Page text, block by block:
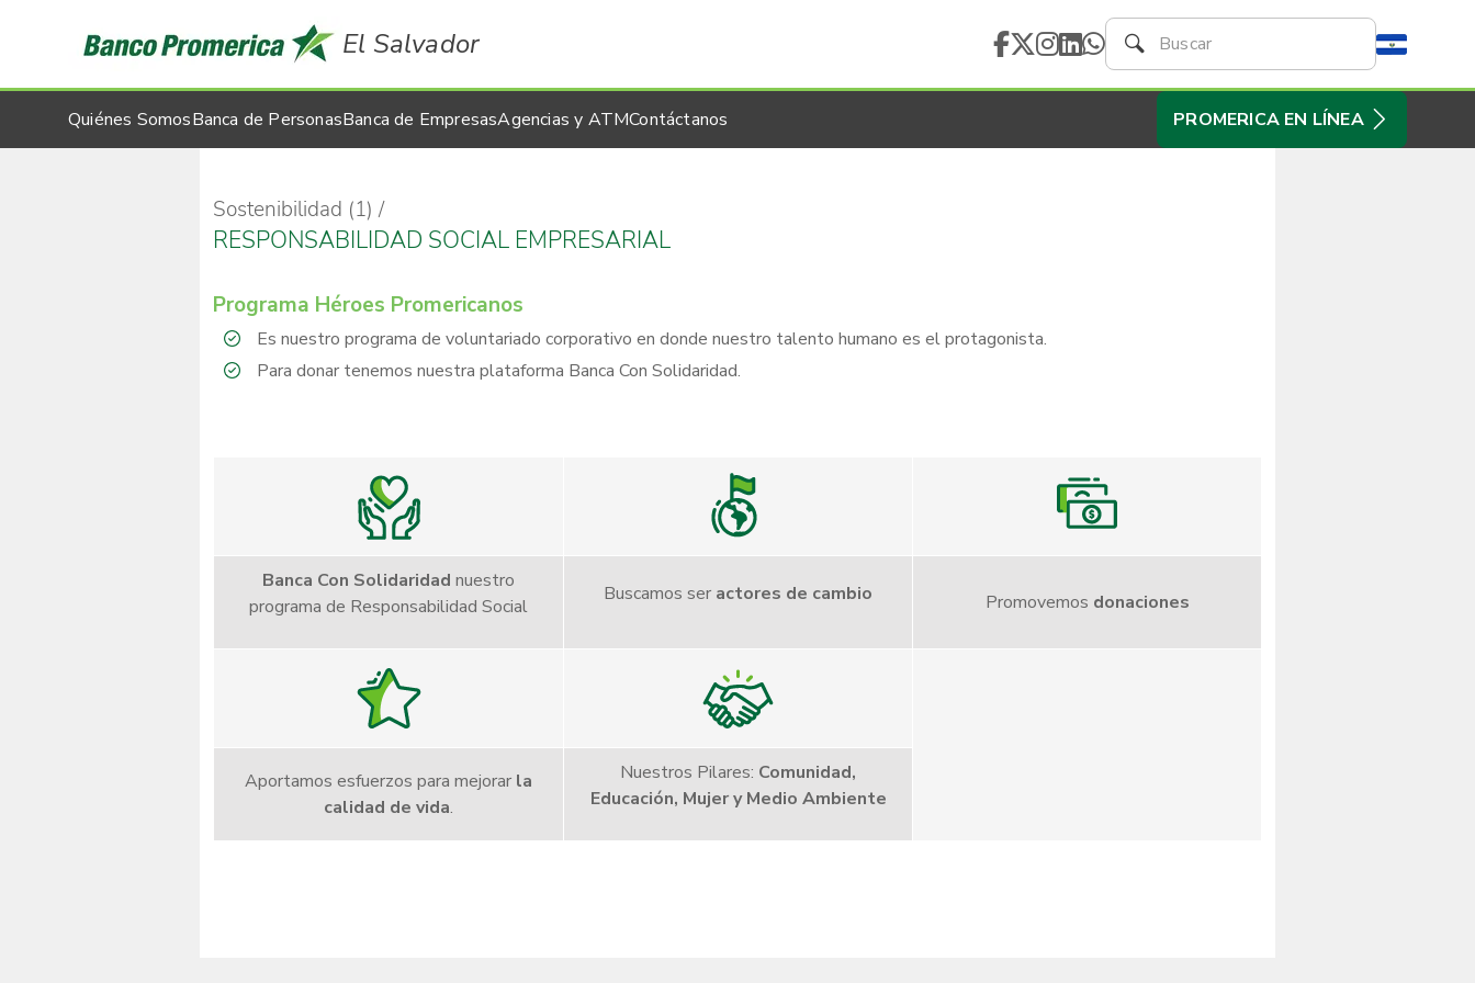
El Salvador
Quiénes SomosBanca de PersonasBanca de EmpresasAgencias y ATMContáctanos PROMERICA EN LÍNEA
Sostenibilidad (1)
RESPONSABILIDAD SOCIAL EMPRESARIAL
Programa Héroes Promericanos
Es nuestro programa de voluntariado corporativo en donde nuestro talento humano es el protagonista.
Para donar tenemos nuestra plataforma Banca Con Solidaridad.
Banca Con Solidaridad nuestro
programa de Responsabilidad Social
Buscamos ser actores de cambio Promovemos donaciones
Aportamos esfuerzos para mejorar la
calidad de vida.
Nuestros Pilares: Comunidad,
Educación, Mujer y Medio Ambiente